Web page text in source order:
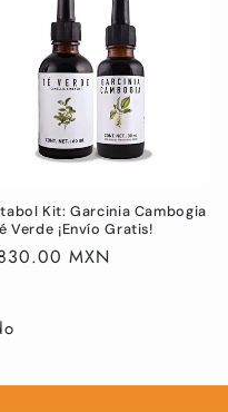
Kit: Garcinia Cambogia
Verde ¡Envío Gratis!
MXN